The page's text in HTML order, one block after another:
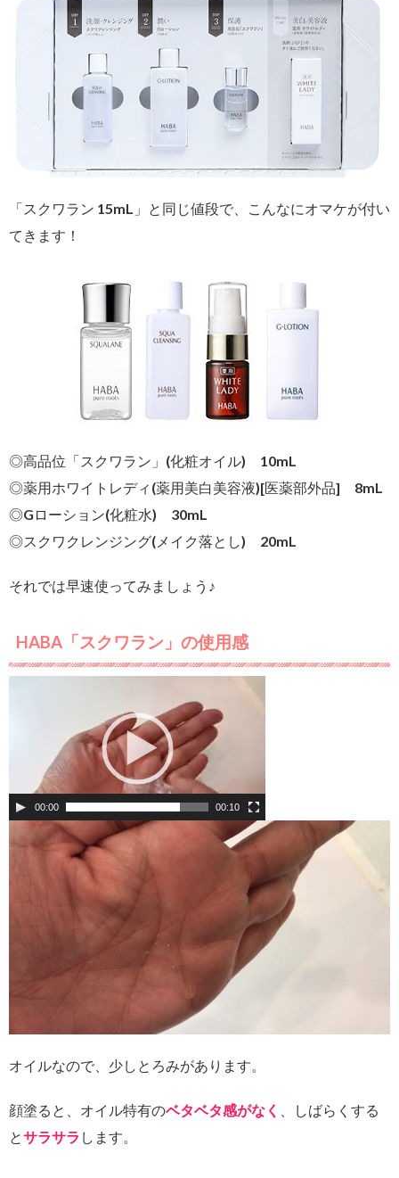
「スクワラン 15mL」と同じ値段で、こんなにオマケが付い
てきます！
◎高品位「スクワラン」(化粧オイル) 10mL
◎薬用ホワイトレディ(薬用美白美容液)[医薬部外品] 8mL
◎Gローション(化粧水) 30mL
◎スクワクレンジング(メイク落とし) 20mL
それでは早速使ってみましょう♪
HABA「スクワラン」の使用感
ー
00:00 00:10
オイルなので、少しとろみがあります。
顔塗ると、オイル特有のベタベタ感がなく
、しばらくする
とサラサラ します。